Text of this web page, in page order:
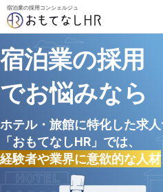
宿泊業の採用コンシェルジュ
宿泊業の採用
でお悩みなら
ホテル・旅館に特化した求人
「おもてなしHR」では、
経験者や業界に意欲的な人材